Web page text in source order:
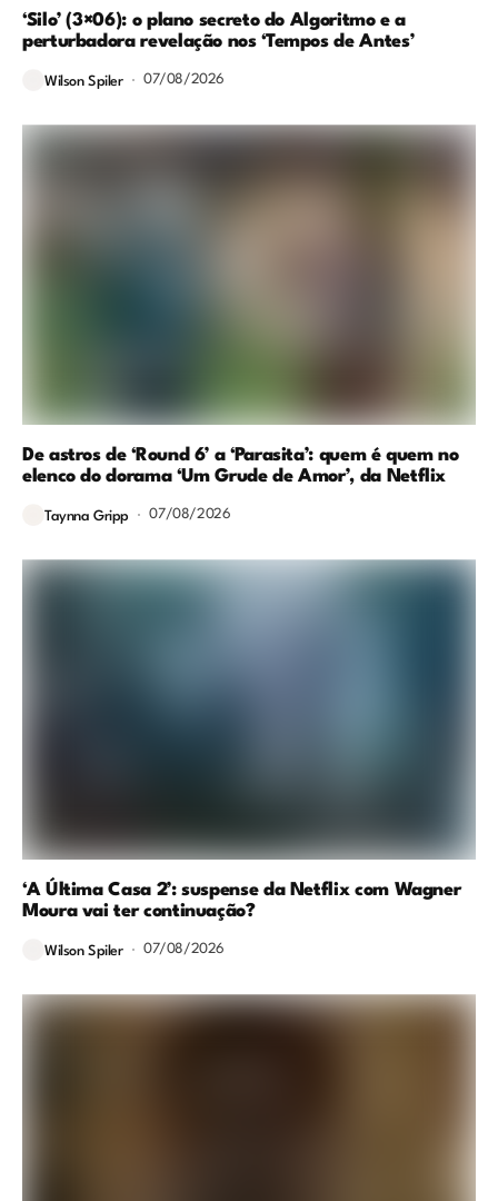
‘Silo’ (3×06): o plano secreto do Algoritmo e a
perturbadora revelação nos ‘Tempos de Antes’
Wilson Spiler 07/08/2026
De astros de ‘Round 6’ a ‘Parasita’: quem é quem no
elenco do dorama ‘Um Grude de Amor’, da Netflix
Taynna Gripp 07/08/2026
‘A Última Casa 2’: suspense da Netflix com Wagner
Moura vai ter continuação?
Wilson Spiler 07/08/2026